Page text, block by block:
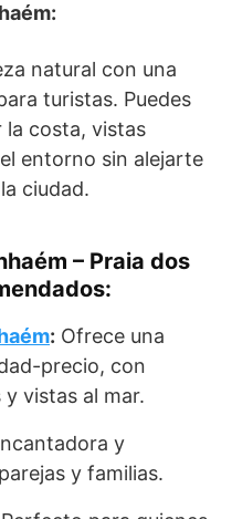
natural con una
turistas. Puedes
costa, vistas
entorno sin alejarte
ciudad.
– Praia dos
:
: Ofrece una
precio, con
vistas al mar.
y
y familias.